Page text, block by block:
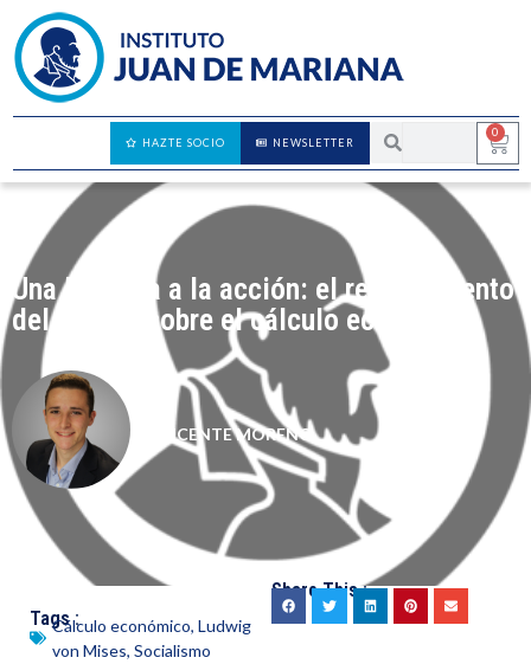
0
NEWSLETTER
HAZTE SOCIO
Una llamada a la acción: el resurgimiento
del debate sobre el cálculo económico
VICENTE MORENO
Tags :
Cálculo económico, Ludwig
von Mises, Socialismo
Share This :